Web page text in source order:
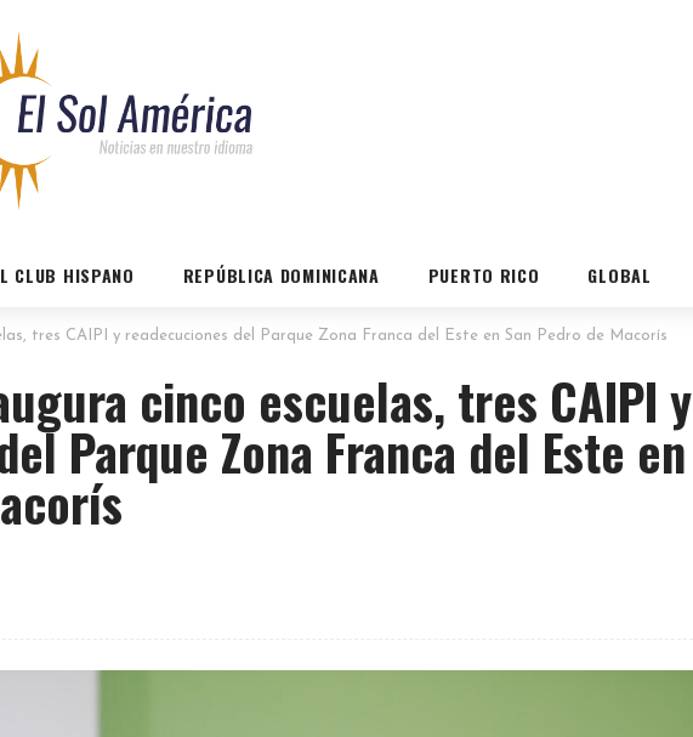
CLUB HISPANO REPÚBLICA DOMINICANA PUERTO RICO GLOBAL
tres CAIPI y readecuciones del Parque Zona Franca del Este en San Pedro de Macorís
cinco escuelas, tres CAIPI y
Parque Zona Franca del Este en